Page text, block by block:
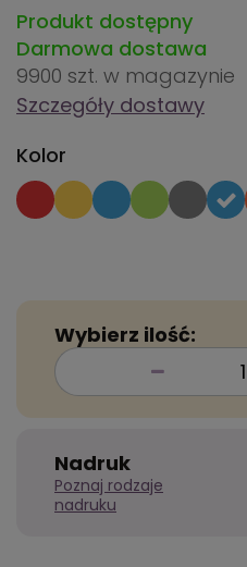
Produkt dostępny
Darmowa dostawa
9900 szt. w magazynie
Szczegóły dostawy
Kolor
Wybierz ilość:
Nadruk
Poznaj rodzaje
nadruku